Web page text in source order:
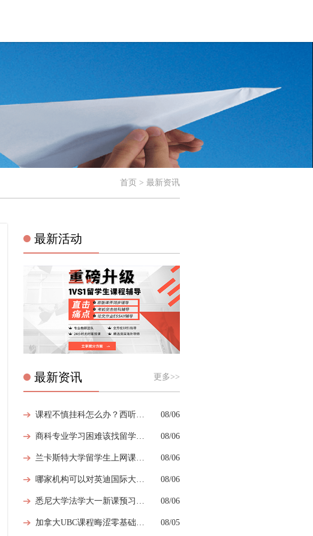
首页 > 最新资讯
最新活动
最新资讯 更多>>
08/06
08/06
08/06
08/06
08/06
08/05